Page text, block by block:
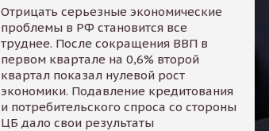
Отрицать серьезные экономические
проблемы в РФ становится все
труднее. После сокращения ВВП в
первом квартале на 0,6% второй
квартал показал нулевой рост
экономики. Подавление кредитования
и потребительского спроса со стороны
ЦБ дало свои результаты